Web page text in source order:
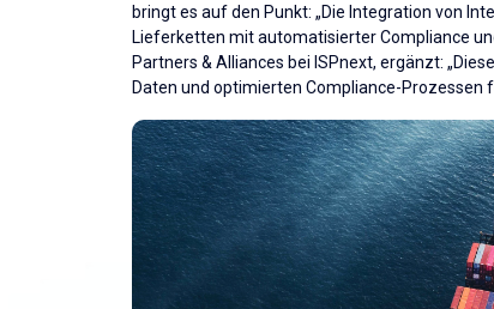
bringt es auf den Punkt: „Die Integration von
Lieferketten mit automatisierter Compliance
Partners & Alliances bei ISPnext, ergänzt:
Daten und optimierten Compliance-Prozessen